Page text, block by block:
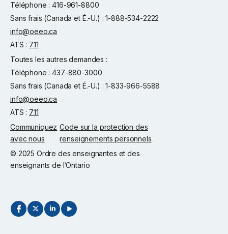
Téléphone : 416-961-8800
Sans frais (Canada et É.-U.) : 1-888-534-2222
info@oeeo.ca
ATS : 711
Toutes les autres demandes :
Téléphone : 437-880-3000
Sans frais (Canada et É.-U.) : 1-833-966-5588
info@oeeo.ca
ATS : 711
Communiquez
avec nous
Code sur la protection des
renseignements personnels
© 2025 Ordre des enseignantes et des
enseignants de l’Ontario